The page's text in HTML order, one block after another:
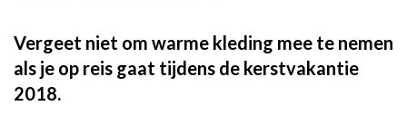
Vergeet niet om warme kleding mee te nemen
als je op reis gaat tijdens de kerstvakantie
2018.